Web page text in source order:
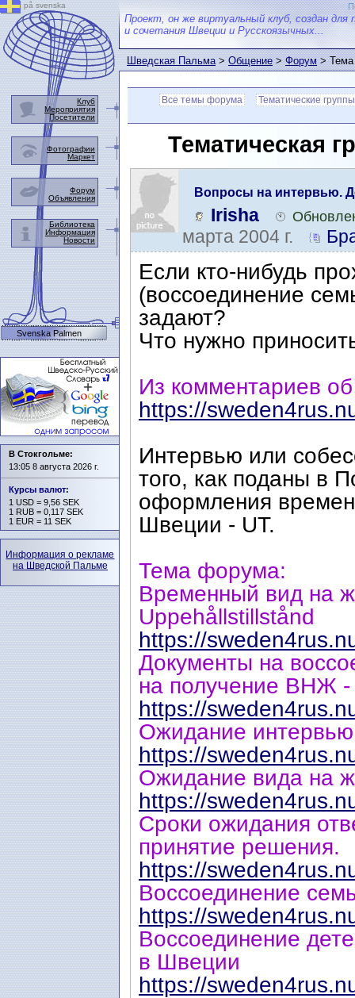
Проект, он же виртуальный клуб, создан для
и сочетания Швеции и Русскоязычных...
Шведская Пальма>Общение>Форум>
Все темы форума Тематические группы
Тематическая
Вопросы на интервью.
интервью
Irisha
марта 2004 г.
Если кто-нибудь
(воссоединение
задают?
Что нужно
Из комментариев
https://
Интервью или
того, как поданы в
оформления
Швеции - UT.
Тема форума:
Временный вид на
Uppehållstillstånd
https://
Документы на
на получение ВНЖ -
https://
Ожидание
https://
Ожидание вида на
https://
Сроки ожидания
принятие решения.
https://
Воссоединение
https://
Воссоединение
в Швеции
https://
på svenska
Клуб
Мероприятия
Посетители
Фотографии
Маркет
Форум
Объявления
Библиотека
Информация
Новости
Svenska Palmen
В Стокгольме:
13:05 8 августа 2026 г.
Курсы валют:
1 USD = 9,56 SEK
1 RUB = 0,117 SEK
1 EUR = 11 SEK
Информация о рекламе
на Шведской Пальме